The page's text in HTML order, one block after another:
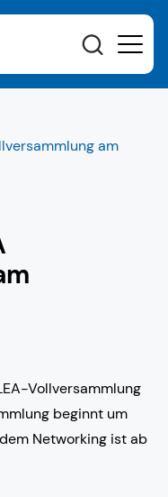
am
Vollversammlung
beginnt um
Networking ist ab